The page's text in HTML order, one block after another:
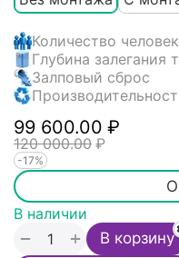
Количество человек
Глубина залегания
Залповый сброс
99 600.00 ₽
120 000.00 ₽
-17%
В наличии
+
− В корзину